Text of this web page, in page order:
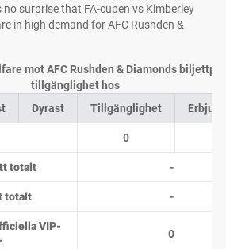
surprise that FA-cupen vs Kimberley
in high demand for AFC Rushden &
Dyrast Tillgänglighet
0
totalt -
totalt -
VIP-
0
mot AFC Rushden & Diamonds
tillgänglighet hos